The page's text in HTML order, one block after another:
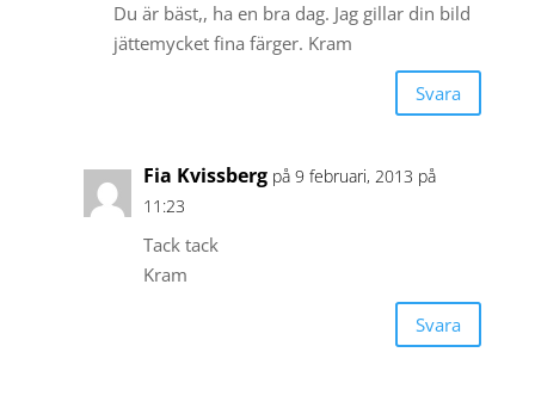
Du är bäst,, ha en bra dag. Jag gillar din bild
jättemycket fina färger. Kram
Svara
Fia Kvissberg på 9 februari, 2013 på
11:23
Tack tack
Kram
Svara